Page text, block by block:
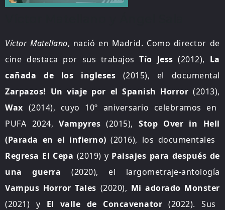
Víctor Matellano, nació en Madrid. Como director de
cine destaca por sus trabajosTío Jess(2012), La
cañada de los ingleses (2015), el documental
Zarpazos! Un viaje por el Spanish Horror (2013),
Wax (2014), cuyo 10º aniversario celebramos en
PUFA 2024, Vampyres (2015),Stop Over in Hell
(Parada en el infierno)(2016), los documentales
Regresa El Cepa (2019) y Paisajes para después de
una guerra (2020), el largometraje-antología
Vampus Horror Tales (2020), Mi adorado Monster
(2021) y El valle de Concavenator(2022). Sus